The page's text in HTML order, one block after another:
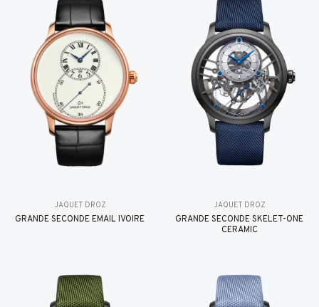
JAQUET DROZ
GRANDE SECONDE EMAIL IVOIRE
JAQUET DROZ
GRANDE SECONDE SKELET-ONE
CERAMIC